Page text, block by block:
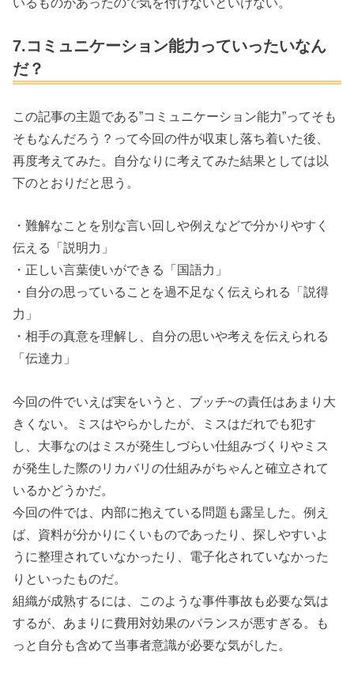
7.コミュニケーション能力っていったいなん
だ？
この記事の主題である”コミュニケーション能力”ってそも
そもなんだろう？って今回の件が収束し落ち着いた後、
再度考えてみた。自分なりに考えてみた結果としては以
下のとおりだと思う。
・難解なことを別な言い回しや例えなどで分かりやすく
伝える「説明力」
・正しい言葉使いができる「国語力」
・自分の思っていることを過不足なく伝えられる「説得
力」
・相手の真意を理解し、自分の思いや考えを伝えられる
「伝達力」
今回の件でいえば実をいうと、ブッチ~の責任はあまり大
きくない。ミスはやらかしたが、ミスはだれでも犯す
し、大事なのはミスが発生しづらい仕組みづくりやミス
が発生した際のリカバリの仕組みがちゃんと確立されて
いるかどうかだ。
今回の件では、内部に抱えている問題も露呈した。例え
ば、資料が分かりにくいものであったり、探しやすいよ
うに整理されていなかったり、電子化されていなかった
りといったものだ。
組織が成熟するには、このような事件事故も必要な気は
するが、あまりに費用対効果のバランスが悪すぎる。も
っと自分も含めて当事者意識が必要な気がした。